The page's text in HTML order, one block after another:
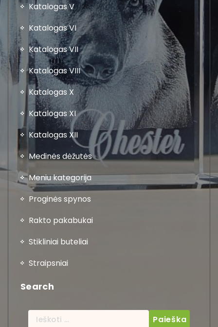
Katalogas V
Katalogas VI
Katalogas VII
Katalogas VIII
Katalogas X
Katalogas XI
Katalogas XII
Medinės dėžutės
Meniu kategorija
Proginės spynos
Rakto pakabukai
Stikliniai buteliai
Straipsniai
Search
Ieškoti: